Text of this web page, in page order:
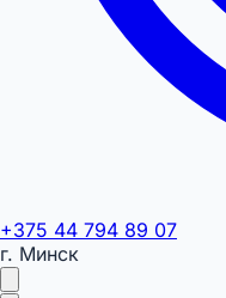
+375 44 794 89 07
г. Минск